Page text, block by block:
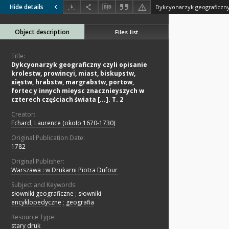
Hide details
Object description Files list
Title:
Dykcyonarzyk geograficzny czyli opisanie
krolestw, prowincyi, miast, biskupstw,
xięstw, hrabstw, margrabstw, portow,
fortec y innych mieysc znacznieyszych w
czterech częściach świata [...]. T. 2
Creator:
Echard, Laurence (około 1670-1730)
Original Publication Date:
1782
Original Publisher:
Warszawa : w Drukarni Piotra Dufour
Subject and Keywords:
słowniki geograficzne ; słowniki
encyklopedyczne ; geografia
Resource Type:
stary druk